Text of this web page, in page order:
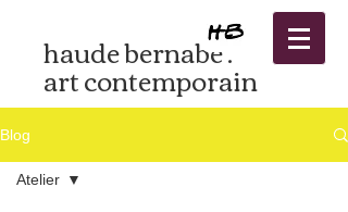
haude bernabé .
art contemporain
Blog
Atelier